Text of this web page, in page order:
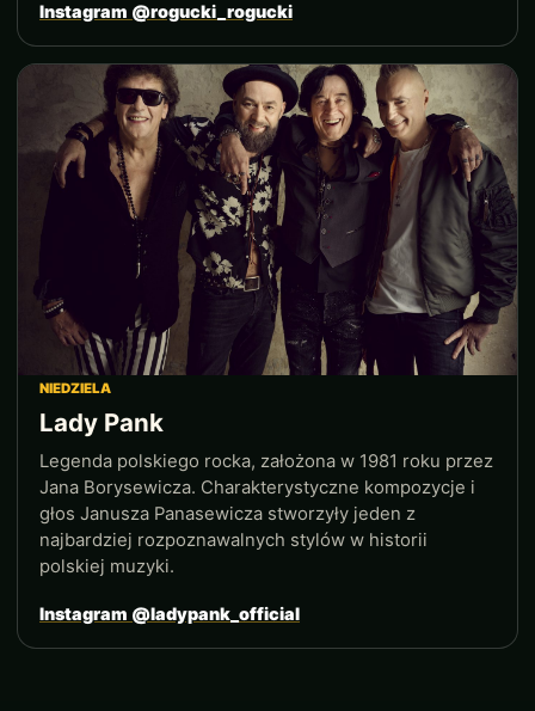
Instagram @rogucki_rogucki
NIEDZIELA
Lady Pank
Legenda polskiego rocka, założona w 1981 roku przez
Jana Borysewicza. Charakterystyczne kompozycje i
głos Janusza Panasewicza stworzyły jeden z
najbardziej rozpoznawalnych stylów w historii
polskiej muzyki.
Instagram @ladypank_official